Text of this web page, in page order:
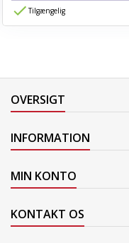
Tilgængelig
OVERSIGT
INFORMATION
MIN KONTO
KONTAKT OS